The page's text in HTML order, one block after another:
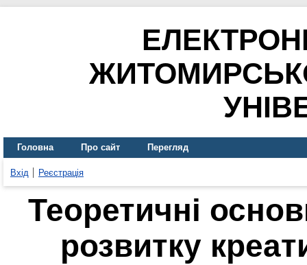
Головна Про сайт Перегляд
Вхід Реєстрація
Теоретичні
розвитку